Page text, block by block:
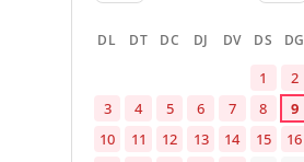
DL DT DC DJ DV DS DG
1
2
3
4 5 6 7 8
9
10
11 12 13 14 15
16